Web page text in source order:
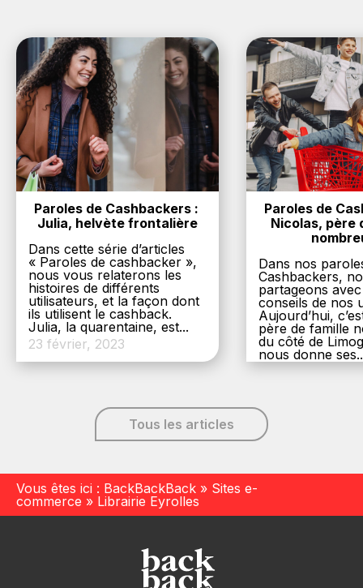
Paroles de Cashbackers :
Julia, helvète frontalière
Dans cette série d’articles
« Paroles de cashbacker »,
nous vous relaterons les
histoires de différents
utilisateurs, et la façon dont
ils utilisent le cashback.
Julia, la quarentaine, est...
23 février, 2023
Paroles de
Nicolas, père
Dans nos
Cashbackers,
partageons
conseils de nos
Aujourd’hui,
père de famille
du côté de
nous donne
Tous les articles
Vous êtes ici : BackBackBack » Sites e-
commerce » Librairie Eyrolles